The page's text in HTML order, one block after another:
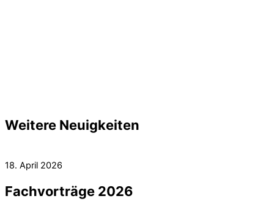
Weitere Neuigkeiten
18. April 2026
Fachvorträge 2026